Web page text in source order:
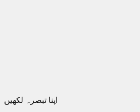
اپنا تبصرہ لکھیں